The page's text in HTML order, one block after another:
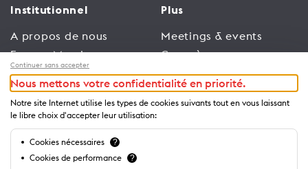
Institutionnel
A propos de nous
Espace Membres
Emploi
Conditions générales
d’utilisation
Politique de
confidentialité
Plus
Meetings & events
Congrès
Trade
Espace Médias
Annonceurs
Brochures et guides
Continuer sans accepter
Nous mettons votre confidentialité en priorité.
Notre site Internet utilise les types de cookies suivants tout en vous laissant
le libre choix d'accepter leur utilisation:
Cookies nécessaires ?
Cookies de performance ?